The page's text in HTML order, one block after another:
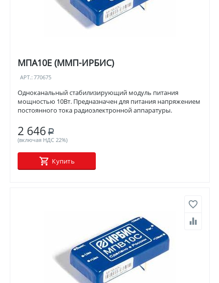
МПА10Е (ММП-ИРБИС)
АРТ.: 770675
Одноканальный стабилизирующий модуль питания
мощностью 10Вт. Предназначен для питания напряжением
постоянного тока радиоэлектронной аппаратуры.
2 646 Р
(включая НДС 22%)
Купить